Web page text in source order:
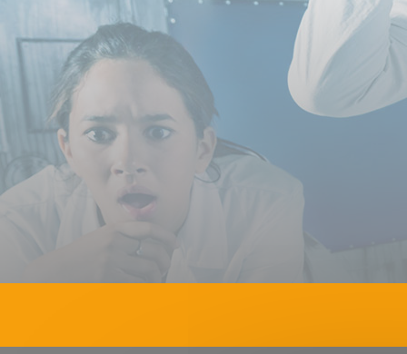
prizoners originals
Maya
Egypte